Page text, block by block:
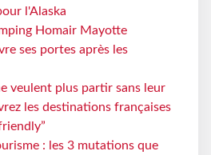
l'Alaska
Homair Mayotte
ses portes après les
veulent plus partir sans leur
les destinations françaises
: les 3 mutations que